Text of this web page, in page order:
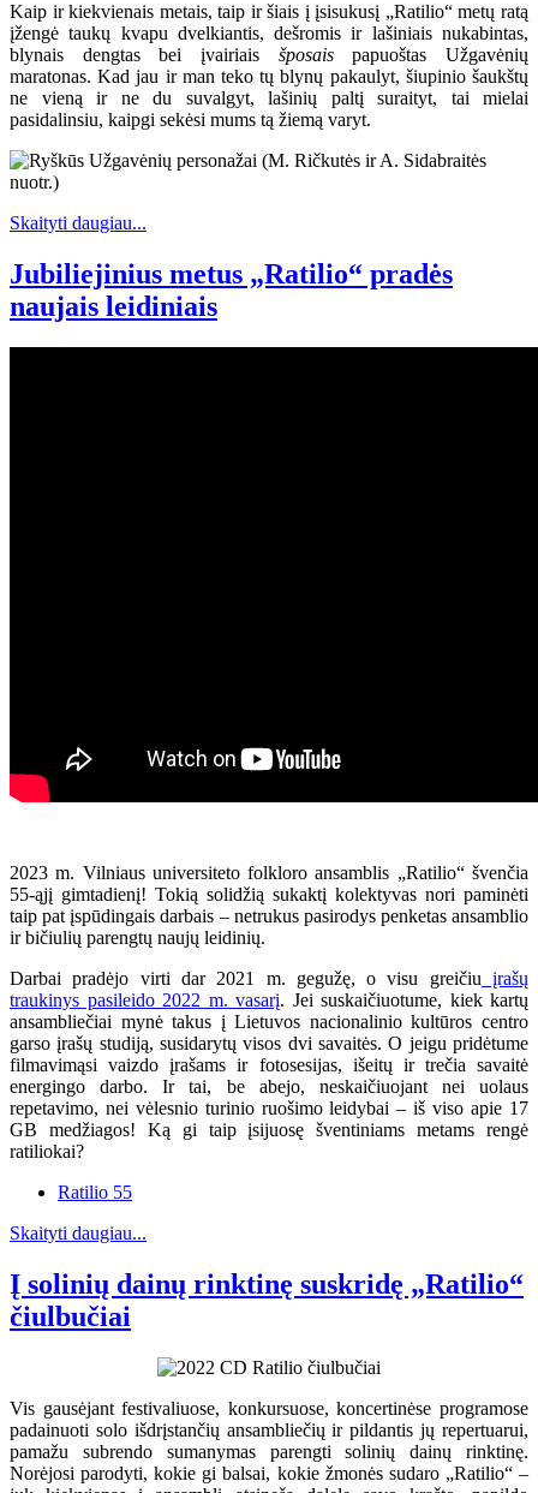
Kaip ir kiekvienais metais, taip ir šiais į įsisukusį „Ratilio“ metų ratą
įžengė taukų kvapu dvelkiantis, dešromis ir lašiniais nukabintas,
blynais dengtas bei įvairiais šposaispapuoštas Užgavėnių
maratonas. Kad jau ir man teko tų blynų pakaulyt, šiupinio šaukštų
ne vieną ir ne du suvalgyt, lašinių paltį suraityt, tai mielai
pasidalinsiu, kaipgi sekėsi mums tą žiemą varyt.
Skaityti daugiau...
Jubiliejinius metus „Ratilio“ pradės
naujais leidiniais
2023 m. Vilniaus universiteto folkloro ansamblis „Ratilio“ švenčia
55-ąjį gimtadienį! Tokią solidžią sukaktį kolektyvas nori paminėti
taip pat įspūdingais darbais – netrukus pasirodys penketas ansamblio
ir bičiulių parengtų naujų leidinių.
Darbai pradėjo virti dar 2021 m. gegužę, o visu greičiu įrašų
traukinys pasileido 2022 m. vasarį. Jei suskaičiuotume, kiek kartų
ansambliečiai mynė takus į Lietuvos nacionalinio kultūros centro
garso įrašų studiją, susidarytų visos dvi savaitės. O jeigu pridėtume
filmavimąsi vaizdo įrašams ir fotosesijas, išeitų ir trečia savaitė
energingo darbo. Ir tai, be abejo, neskaičiuojant nei uolaus
repetavimo, nei vėlesnio turinio ruošimo leidybai – iš viso apie 17
GB medžiagos! Ką gi taip įsijuosę šventiniams metams rengė
ratiliokai?
Ratilio 55
Skaityti daugiau...
Į solinių dainų rinktinę suskridę „Ratilio“
čiulbučiai
Vis gausėjant festivaliuose, konkursuose, koncertinėse programose
padainuoti solo išdrįstančių ansambliečių ir pildantis jų repertuarui,
pamažu subrendo sumanymas parengti solinių dainų rinktinę.
Norėjosi parodyti, kokie gi balsai, kokie žmonės sudaro „Ratilio“ –